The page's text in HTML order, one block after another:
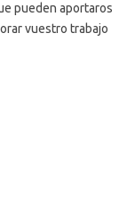
pueden aportaros
vuestro trabajo